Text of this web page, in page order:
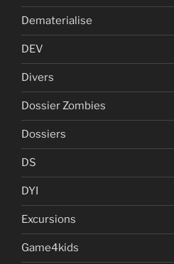
Dematerialise
DEV
Divers
Dossier Zombies
Dossiers
DS
DYI
Excursions
Game4kids